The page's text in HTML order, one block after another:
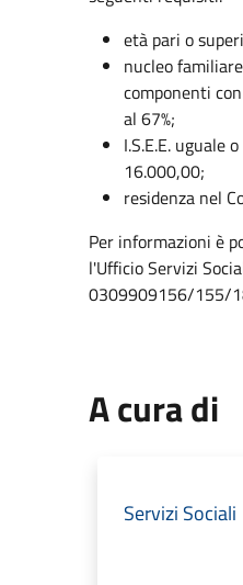
età pari o
nucleo
componenti
al 67%;
I.S.E.E. uguale
16.000,00;
residenza nel
Per informazioni è
l'Ufficio Servizi
0309909156/155/
A cura di
Servizi Sociali